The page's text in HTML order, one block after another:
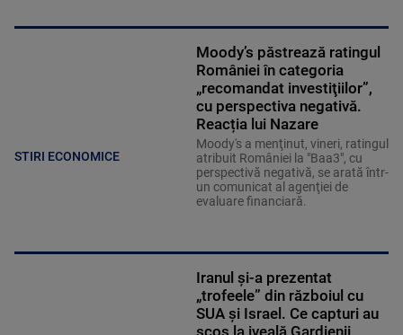
STIRI ECONOMICE
Moody’s păstrează ratingul
României în categoria
„recomandat investiţiilor”,
cu perspectiva negativă.
Reacția lui Nazare
Moody's a menţinut, vineri, ratingul
atribuit României la "Baa3", cu
perspectivă negativă, se arată într-
un comunicat al agenţiei de
evaluare financiară.
Iranul și-a prezentat
„trofeele” din războiul cu
SUA și Israel. Ce capturi au